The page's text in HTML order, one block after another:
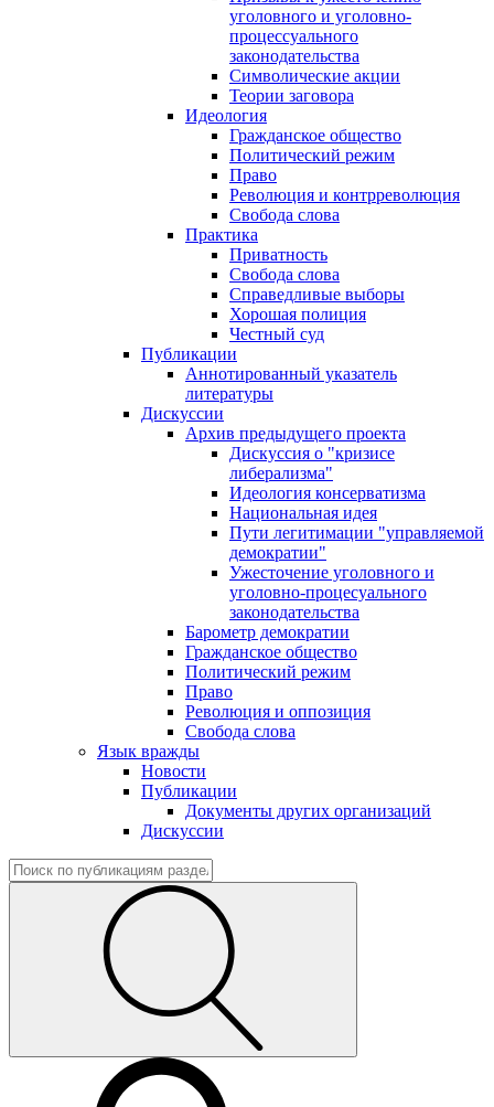
уголовного и уголовно-
процессуального
законодательства
Символические акции
Теории заговора
Идеология
Гражданское общество
Политический режим
Право
Революция и контрреволюция
Свобода слова
Практика
Приватность
Свобода слова
Справедливые выборы
Хорошая полиция
Честный суд
Публикации
Аннотированный указатель
литературы
Дискуссии
Архив предыдущего проекта
Дискуссия о "кризисе
либерализма"
Идеология консерватизма
Национальная идея
Пути легитимации "управляемой
демократии"
Ужесточение уголовного и
уголовно-процесуального
законодательства
Барометр демократии
Гражданское общество
Политический режим
Право
Революция и оппозиция
Свобода слова
Язык вражды
Новости
Публикации
Документы других организаций
Дискуссии